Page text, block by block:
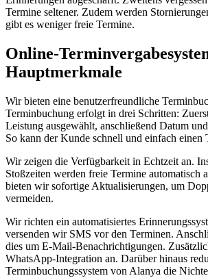
Termine seltener. Zudem werden
gibt es weniger freie Termine.
Online-
Hauptmerkmale
Wir bieten eine benutzerfreundliche
Terminbuchung erfolgt in drei Schritten:
Leistung ausgewählt, anschließend Datum
So kann der Kunde schnell und einfach einen
Wir zeigen die Verfügbarkeit in Echtzeit an.
Stoßzeiten werden freie Termine automatisch
bieten wir sofortige Aktualisierungen, um
vermeiden.
Wir richten ein automatisiertes
versenden wir SMS vor den Terminen.
dies um E-Mail-Benachrichtigungen.
WhatsApp-Integration an. Darüber hinaus
Terminbuchungssystem von Alanya die